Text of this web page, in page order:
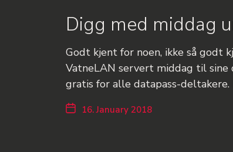
Digg med middag
Godt kjent for noen, ikke så godt
VatneLAN servert middag til
gratis for alle datapass-
16. January 2018